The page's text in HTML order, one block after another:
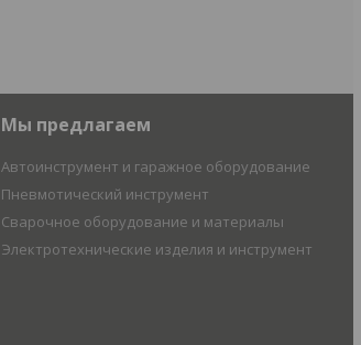
Мы предлагаем
Автоинструмент и гаражное оборудование
Пневмотический инструмент
Сварочное оборудование и материалы
Электротехнические изделия и инструмент